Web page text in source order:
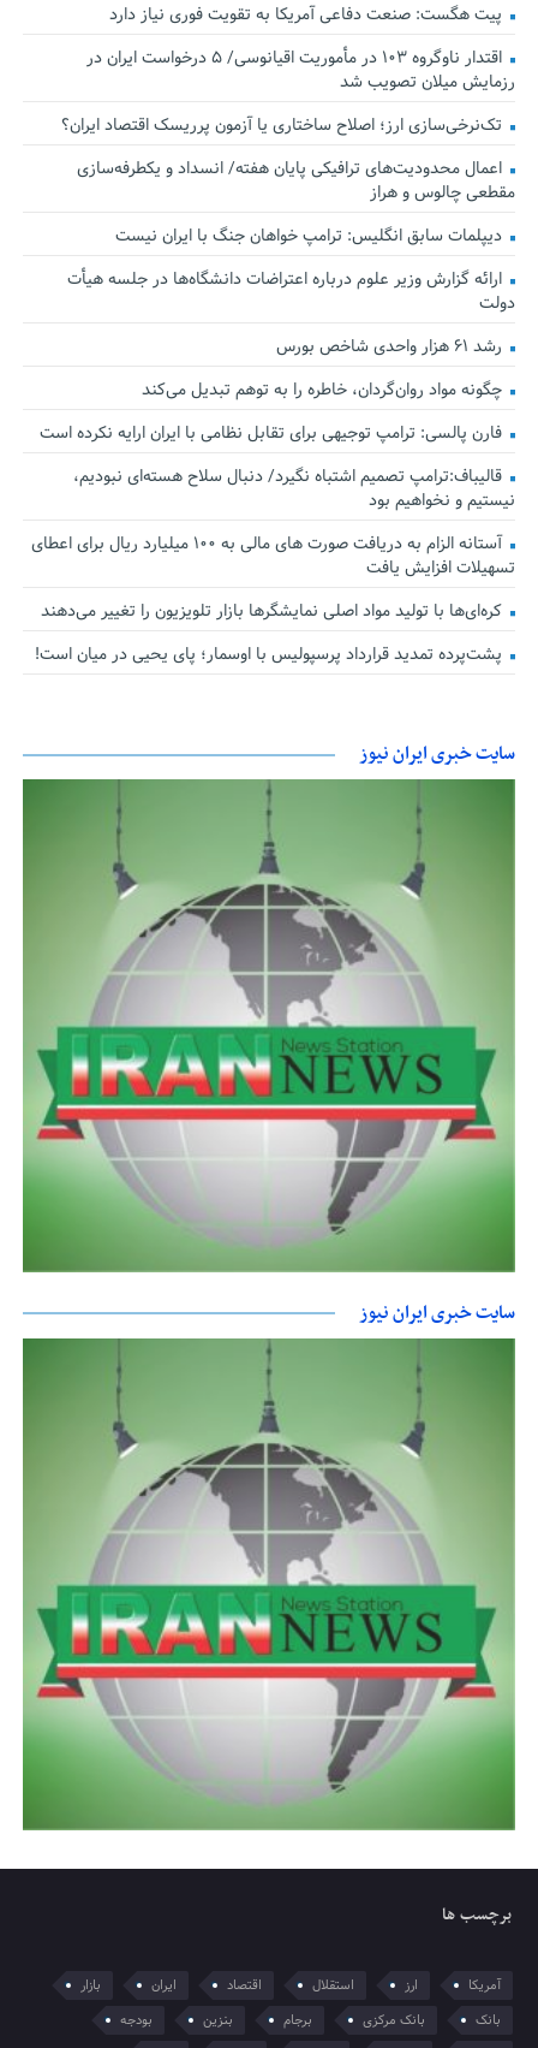
پیت هگست: صنعت دفاعی آمریکا به تقویت فوری نیاز دارد
اقتدار ناوگروه ۱۰۳ در مأموریت‌ اقیانوسی/ ۵ درخواست ایران در
رزمایش میلان تصویب شد
تک‌نرخی‌سازی ارز؛ اصلاح ساختاری یا آزمون پرریسک اقتصاد ایران؟
اعمال محدودیت‌های ترافیکی پایان هفته/ انسداد و یکطرفه‌سازی
مقطعی چالوس و هراز
دیپلمات سابق انگلیس:‌ ترامپ خواهان جنگ با ایران نیست
ارائه گزارش وزیر علوم درباره اعتراضات دانشگاه‌ها در جلسه هیأت
دولت
رشد ۶۱ هزار واحدی شاخص بورس
چگونه مواد روان‌گردان، خاطره را به توهم تبدیل می‌کند
فارن پالسی: ترامپ توجیهی برای تقابل نظامی با ایران ارایه نکرده است
قالیباف:ترامپ تصمیم اشتباه نگیرد/ دنبال سلاح هسته‌ای نبودیم،
نیستیم و نخواهیم بود
آستانه الزام به دریافت صورت های مالی به ۱۰۰ میلیارد ریال برای اعطای
تسهیلات افزایش یافت
کره‌ای‌ها با تولید مواد اصلی نمایشگرها بازار تلویزیون را تغییر می‌دهند
پشت‌پرده تمدید قرارداد پرسپولیس با اوسمار؛ پای یحیی در میان است!
سایت خبری ایران نیوز
سایت خبری ایران نیوز
برچسب ها
آمریکا ارز استقلال اقتصاد ایران
بازار
بانک
بانک مرکزی برجام بنزین
بودجه